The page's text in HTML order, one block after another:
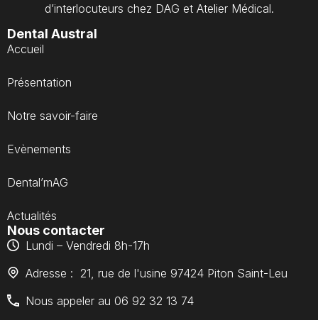
d’interlocuteurs chez DAG et Atelier Médical.
Dental Austral
Accueil
Présentation
Notre savoir-faire
Evènements
Dental’mAG
Actualités
Nous contacter
Lundi – Vendredi 8h-17h
Adresse : 21, rue de l'usine 97424 Piton Saint-Leu
Nous appeler au 06 92 32 13 74